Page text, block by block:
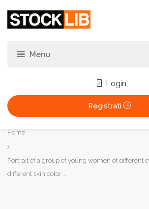
Login
Registrati
Tu
sei
qui:
Home
Portrait of a group of young women of different
different skin color....